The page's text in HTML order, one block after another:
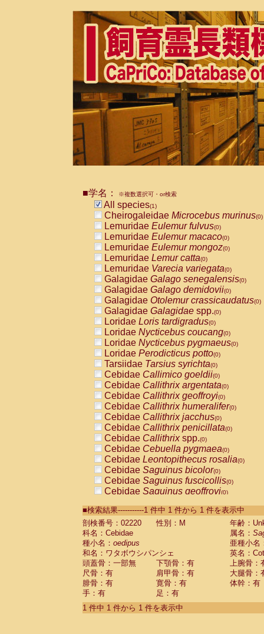
■学名： ※複数選択可・or検索
All species(1)
Cheirogaleidae Microcebus murinus(0)
Lemuridae Eulemur fulvus(0)
Lemuridae Eulemur macaco(0)
Lemuridae Eulemur mongoz(0)
Lemuridae Lemur catta(0)
Lemuridae Varecia variegata(0)
Galagidae Galago senegalensis(0)
Galagidae Galago demidovii(0)
Galagidae Otolemur crassicaudatus(0)
Galagidae Galagidae spp.(0)
Loridae Loris tardigradus(0)
Loridae Nycticebus coucang(0)
Loridae Nycticebus pygmaeus(0)
Loridae Perodicticus potto(0)
Tarsiidae Tarsius syrichta(0)
Cebidae Callimico goeldii(0)
Cebidae Callithrix argentata(0)
Cebidae Callithrix geoffroyi(0)
Cebidae Callithrix humeralifer(0)
Cebidae Callithrix jacchus(0)
Cebidae Callithrix penicillata(0)
Cebidae Callithrixspp.(0)
Cebidae Cebuella pygmaea(0)
Cebidae Leontopithecus rosalia(0)
Cebidae Saguinus bicolor(0)
Cebidae Saguinus fuscicollis(0)
Cebidae Saguinus geoffroyi(0)
CebidaeSaguinus labiatus(0)
Cebidae Saguinus leucopus (0)
Cebidae
Cebidae
CebidaeSaguinus nigricollis (0)
Cebidae Saguinus oedipus
Cebidae Saguinus weddelli
Cebidae Saguinusspp.
Cebidae Aotus trivirgatus
Cebidae Cebus albifrons
■検索結果-----------1 件中 1 件から 1 件を表示中
剖検番号：02220
性別：M
年齢：
科名：Cebidae
属名：
種小名： oedipus
亜種小名
和名：ワタボウシパンシェ
英名：
頭蓋骨：一部無
下顎骨：有
上腕骨：
尺骨：有
肩甲骨：有
大腿骨：
腓骨：有
寛骨：有
体幹：有
手：有
足：有
1 件中 1 件から 1 件を表示中